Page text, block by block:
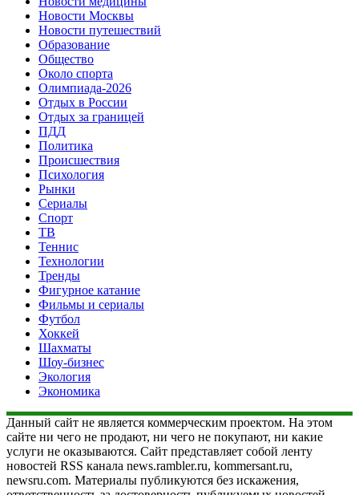
Новости Москвы
Новости путешествий
Образование
Общество
Около спорта
Олимпиада-2026
Отдых в России
Отдых за границей
ПДД
Политика
Происшествия
Психология
Рынки
Сериалы
Спорт
ТВ
Теннис
Технологии
Тренды
Фигурное катание
Фильмы и сериалы
Футбол
Хоккей
Шахматы
Шоу-бизнес
Экология
Экономика
Данный сайт не является коммерческим проектом. На этом
сайте ни чего не продают, ни чего не покупают, ни какие
услуги не оказываются. Сайт представляет собой ленту
новостей RSS канала news.rambler.ru, kommersant.ru,
newsru.com. Материалы публикуются без искажения,